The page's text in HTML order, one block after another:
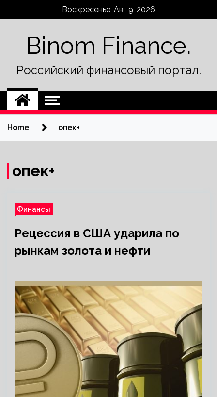
Воскресенье, Авг 9, 2026
Binom Finance.
Российский финансовый портал.
Home опек+
опек+
Финансы
Рецессия в США ударила по
рынкам золота и нефти